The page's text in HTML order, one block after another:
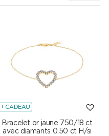
+ CADEAU
Bracelet or jaune 750/18 ct
avec diamants 0.50 ct H/si